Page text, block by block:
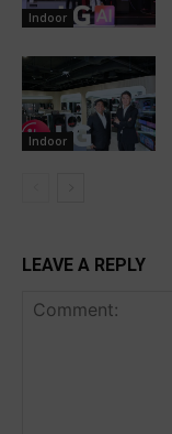
Indoor
Indoor
LEAVE A REPLY